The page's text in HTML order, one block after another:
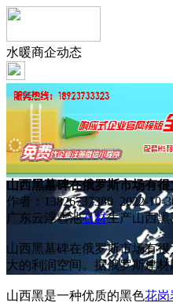
水暖商企动态
山西黑墓碑在俄罗斯市场有
作者：13826737380 2022-10-
广东云浮雪池石材生产山西
山西黑墓碑在俄罗斯市场有
大的利润空间。据俄罗斯建
山西黑是一种优质的黑色花岗